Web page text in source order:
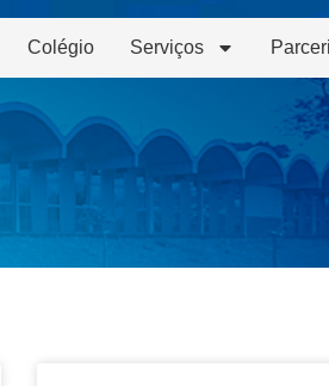
Colégio Serviços